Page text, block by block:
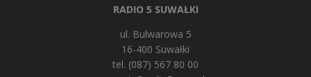
RADIO 5 SUWAŁKI
ul. Bulwarowa 5
16-400 Suwałki
tel. (087) 567 80 00